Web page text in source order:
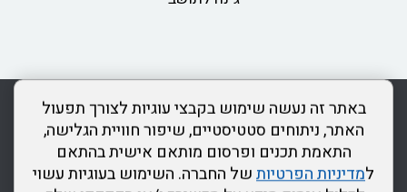
באתר זה נעשה שימוש בקבצי עוגיות לצורך תפעול
האתר, ניתוחים סטטיסטיים, שיפור חוויית הגלישה,
התאמת תכנים ופרסום מותאם אישית בהתאם
למדיניות הפרטיותשל החברה. השימוש בעוגיות עשוי
rss מדיניות פרטיות מפת אתר צור קשר
כותר ראשון
הצהרת נגישות
דרונט